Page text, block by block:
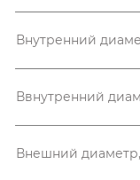
Внутренний
Ввнутренний
Внешний